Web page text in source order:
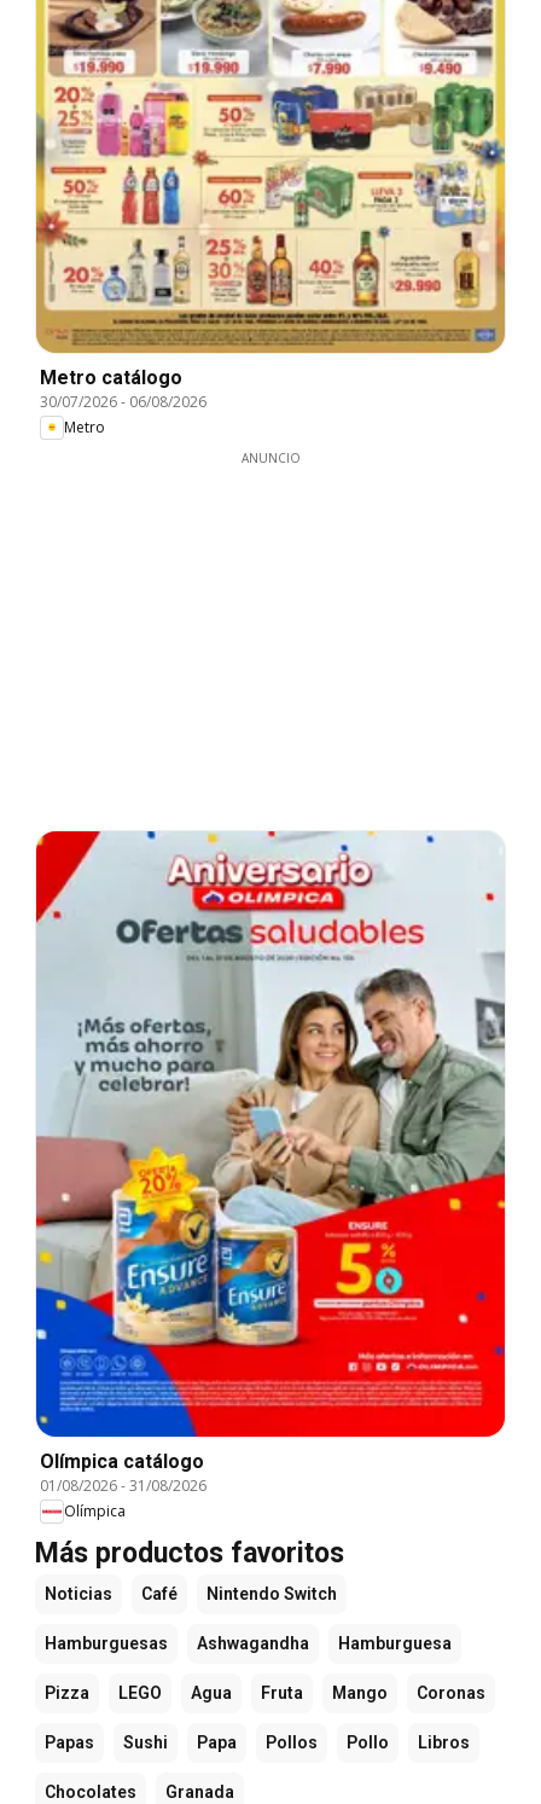
Metro catálogo
30/07/2026- 06/08/2026
Metro
ANUNCIO
Olímpica catálogo
01/08/2026-31/08/2026
Olímpica
Más productos favoritos
Noticias Café Nintendo Switch
Hamburguesas Ashwagandha Hamburguesa
Pizza LEGO Agua Fruta Mango Coronas
Papas Sushi Papa Pollos Pollo Libros
Chocolates Granada